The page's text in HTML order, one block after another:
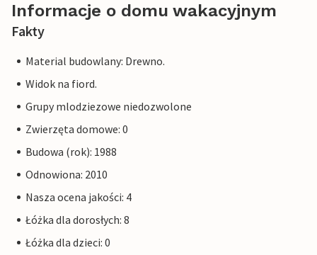
Informacje o domu wakacyjnym
Fakty
Material budowlany: Drewno.
Widok na fiord.
Grupy mlodziezowe niedozwolone
Zwierzęta domowe: 0
Budowa (rok): 1988
Odnowiona: 2010
Nasza ocena jakości: 4
Łóżka dla dorosłych: 8
Łóżka dla dzieci: 0